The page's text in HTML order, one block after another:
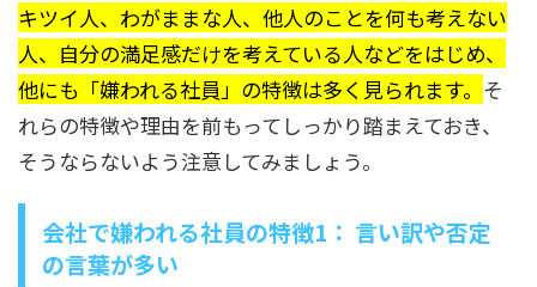
キツイ人、わがままな人、他人のことを何も考えない
人、自分の満足感だけを考えている人などをはじめ、
他にも「嫌われる社員」の特徴は多く見られます。 そ
れらの特徴や理由を前もってしっかり踏まえておき、
そうならないよう注意してみましょう。
会社で嫌われる社員の特徴1： 言い訳や否定
の言葉が多い